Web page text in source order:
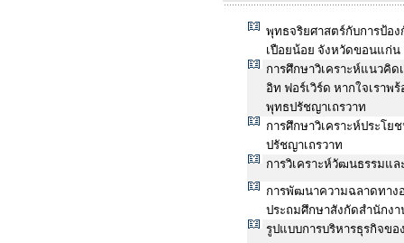
พุทธจริยศาสตร์กับการป้อ
เปือยน้อย จังหวัดขอนแก่น
การศึกษาวิเคราะห์แนวคิ
อิท ฟอร์เวิร์ด หากใจเราพ
พุทธปรัชญาเถรวาท
การศึกษาวิเคราะห์ประโย
ปรัชญาเถรวาท
การวิเคราะห์วัฒนธรรมแ
การพัฒนาความฉลาดทาง
ประถมศึกษาสังกัดสำนักง
รูปแบบการบริหารธุรกิจข